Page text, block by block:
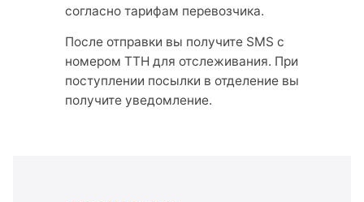
согласно тарифам перевозчика.
После отправки вы получите SMS с
номером ТТН для отслеживания. При
поступлении посылки в отделение вы
получите уведомление.